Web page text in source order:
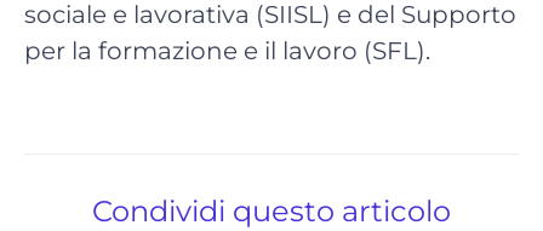
sociale e lavorativa (SIISL) e del Supporto
per la formazione e il lavoro (SFL).
Condividi questo articolo